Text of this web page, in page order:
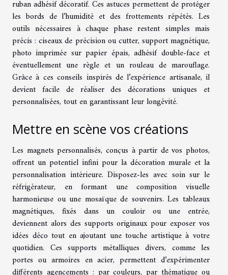
ruban adhésif décoratif. Ces astuces permettent de protéger
les bords de l’humidité et des frottements répétés. Les
outils nécessaires à chaque phase restent simples mais
précis : ciseaux de précision ou cutter, support magnétique,
photo imprimée sur papier épais, adhésif double-face et
éventuellement une règle et un rouleau de marouflage.
Grâce à ces conseils inspirés de l’expérience artisanale, il
devient facile de réaliser des décorations uniques et
personnalisées, tout en garantissant leur longévité.
Mettre en scène vos créations
Les magnets personnalisés, conçus à partir de vos photos,
offrent un potentiel infini pour la décoration murale et la
personnalisation intérieure. Disposez-les avec soin sur le
réfrigérateur, en formant une composition visuelle
harmonieuse ou une mosaïque de souvenirs. Les tableaux
magnétiques, fixés dans un couloir ou une entrée,
deviennent alors des supports originaux pour exposer vos
idées déco tout en ajoutant une touche artistique à votre
quotidien. Ces supports métalliques divers, comme les
portes ou armoires en acier, permettent d’expérimenter